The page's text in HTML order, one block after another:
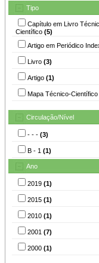
Tipo
Capítulo em Livro
Científico (5)
Artigo em Periódico
Livro (3)
Artigo (1)
Mapa Técnico-Científico
Circulação/Nível
- - - (3)
B - 1 (1)
Ano
2019 (1)
2015 (1)
2010 (1)
2001 (7)
2000 (1)